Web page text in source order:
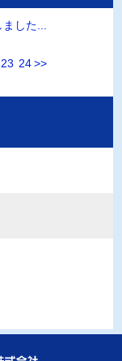
した...
23 24 >>